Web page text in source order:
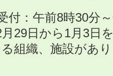
付：午前8時30分
月29日から1月3日
組織、施設があ